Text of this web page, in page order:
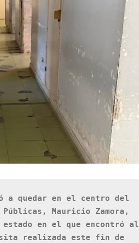
a quedar en el centro del
Mauricio Zamora,
en el que encontró al
realizada este fin de